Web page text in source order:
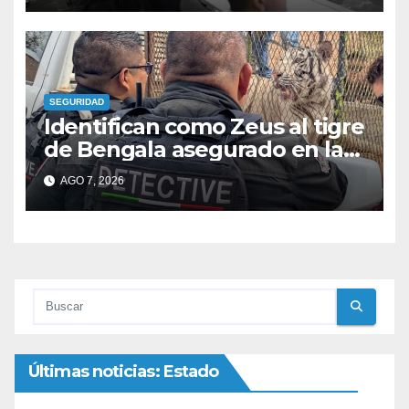
SEGURIDAD
Identifican como Zeus al tigre
de Bengala asegurado en la
colonia Fronteriza; afirman
que hay más animales
exóticos
AGO 7, 2026
Últimas noticias: Estado